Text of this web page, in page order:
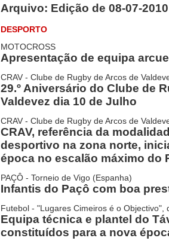
Arquivo: Edição de 08-07-2010
DESPORTO
MOTOCROSS
Apresentação de equipa
CRAV - Clube de Rugby de Arcos de
29.º Aniversário do Clube de
Valdevez dia 10 de Julho
CRAV - Clube de Rugby de Arcos de
CRAV, referência da
desportivo na zona norte,
época no escalão máximo do
PAÇÔ - Torneio de Vigo (Espanha)
Infantis do Paçô com boa
Futebol - "Lugares Cimeiros é o Objectivo",
Equipa técnica e plantel do
constituídos para a nova